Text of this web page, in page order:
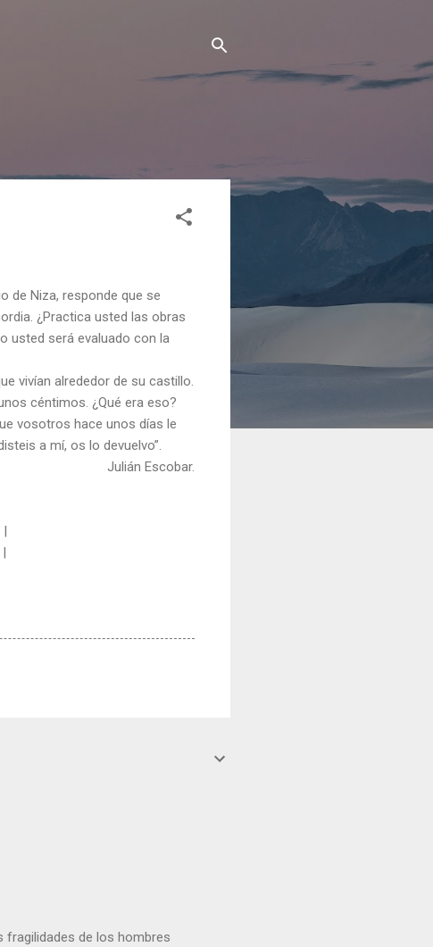
de Niza, responde que se
¿Practica usted las obras
usted será evaluado con la
vivían alrededor de su castillo.
céntimos. ¿Qué era eso?
vosotros hace unos días le
a mí, os lo devuelvo”.
Julián Escobar.
|
de los hombres